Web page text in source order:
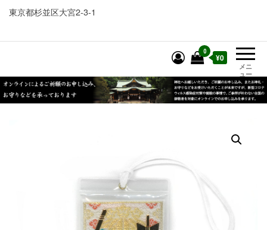
東京都杉並区大宮2-3-1
メニ
ュー
0
¥0